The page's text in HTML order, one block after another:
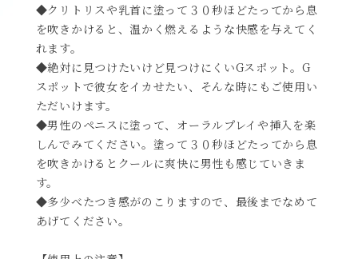
◆クリトリスや乳首に塗って３０秒ほどたってから息
を吹きかけると、温かく燃えるような快感を与えてく
れます。
◆絶対に見つけたいけど見つけにくいGスポット。G
スポットで彼女をイカせたい、そんな時にもご使用い
ただいけます。
◆男性のペニスに塗って、オーラルプレイや挿入を楽
しんでみてください。塗って３０秒ほどたってから息
を吹きかけるとクールに爽快に男性も感じていきま
す。
◆多少べたつき感がのこりますので、最後までなめて
あげてください。